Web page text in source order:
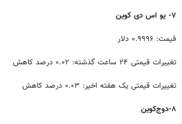
۷- یو اس دی کوین
قیمت: ۰.۹۹۹۶ دلار
تغییرات قیمتی ۲۴ ساعت گذشته: ۰.۰۲ درصد کاهش
تغییرات قیمتی یک هفته اخیر: ۰.۰۳ درصد کاهش
۸-دوج‌کوین